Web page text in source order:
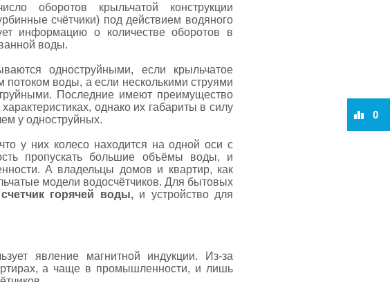
оборотов крыльчатой конструкции
счётчики) под действием водяного
информацию о количестве оборотов в
воды.
одноструйными, если крыльчатое
воды, а если несколькими струями
Последние имеют преимущество
однако их габариты в силу
у одноструйных.
у них колесо находится на одной оси с
пропускать большие объёмы воды, и
А владельцы домов и квартир, как
модели водосчётчиков. Для бытовых
счетчик горячей воды, и устройство для
явление магнитной индукции. Из-за
а чаще в промышленности, и лишь
0